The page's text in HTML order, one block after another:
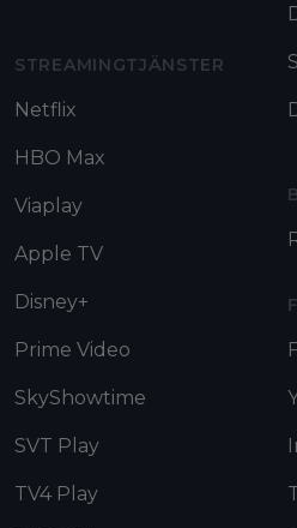
STREAMINGTJÄNSTER
Netflix
HBO Max
Viaplay
Apple TV
Disney+
Prime Video
SkyShowtime
SVT Play
TV4 Play